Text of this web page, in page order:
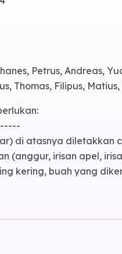
Petrus, Andreas,
Thomas, Filipus, Matius,
di atasnya diletakkan
(anggur, irisan apel,
kering, buah yang